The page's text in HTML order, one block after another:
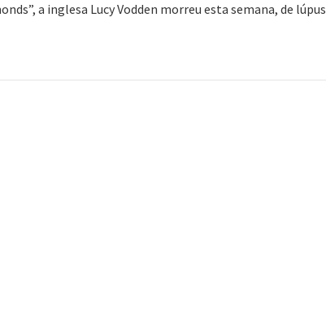
a inglesa Lucy Vodden morreu esta semana, de lúpus